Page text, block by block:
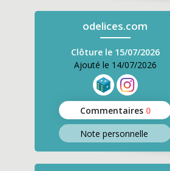
odelices.com
Clôture le 15/07/2026
Ajouté le 14/07/2026
Commentaires 0
Note personnelle